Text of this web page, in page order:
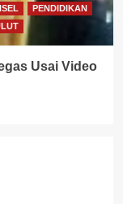
PENDIDIKAN
Usai Video